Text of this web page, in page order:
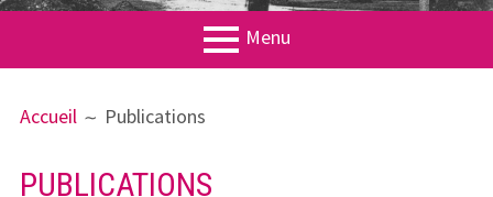
Menu
PRINCIPAL
D'ARIANE
Accueil Publications
PUBLICATIONS